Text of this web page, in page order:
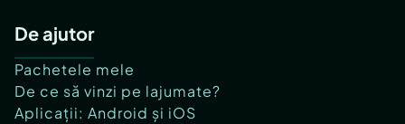
De ajutor
Pachetele mele
De ce să vinzi pe lajumate?
Aplicații: Android și iOS